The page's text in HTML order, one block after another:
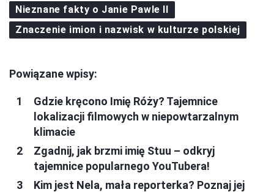
Nieznane fakty o Janie Pawle II
Znaczenie imion i nazwisk w kulturze polskiej
Powiązane wpisy:
Gdzie kręcono Imię Róży? Tajemnice
lokalizacji filmowych w niepowtarzalnym
klimacie
Zgadnij, jak brzmi imię Stuu – odkryj
tajemnice popularnego YouTubera!
Kim jest Nela, mała reporterka? Poznaj jej